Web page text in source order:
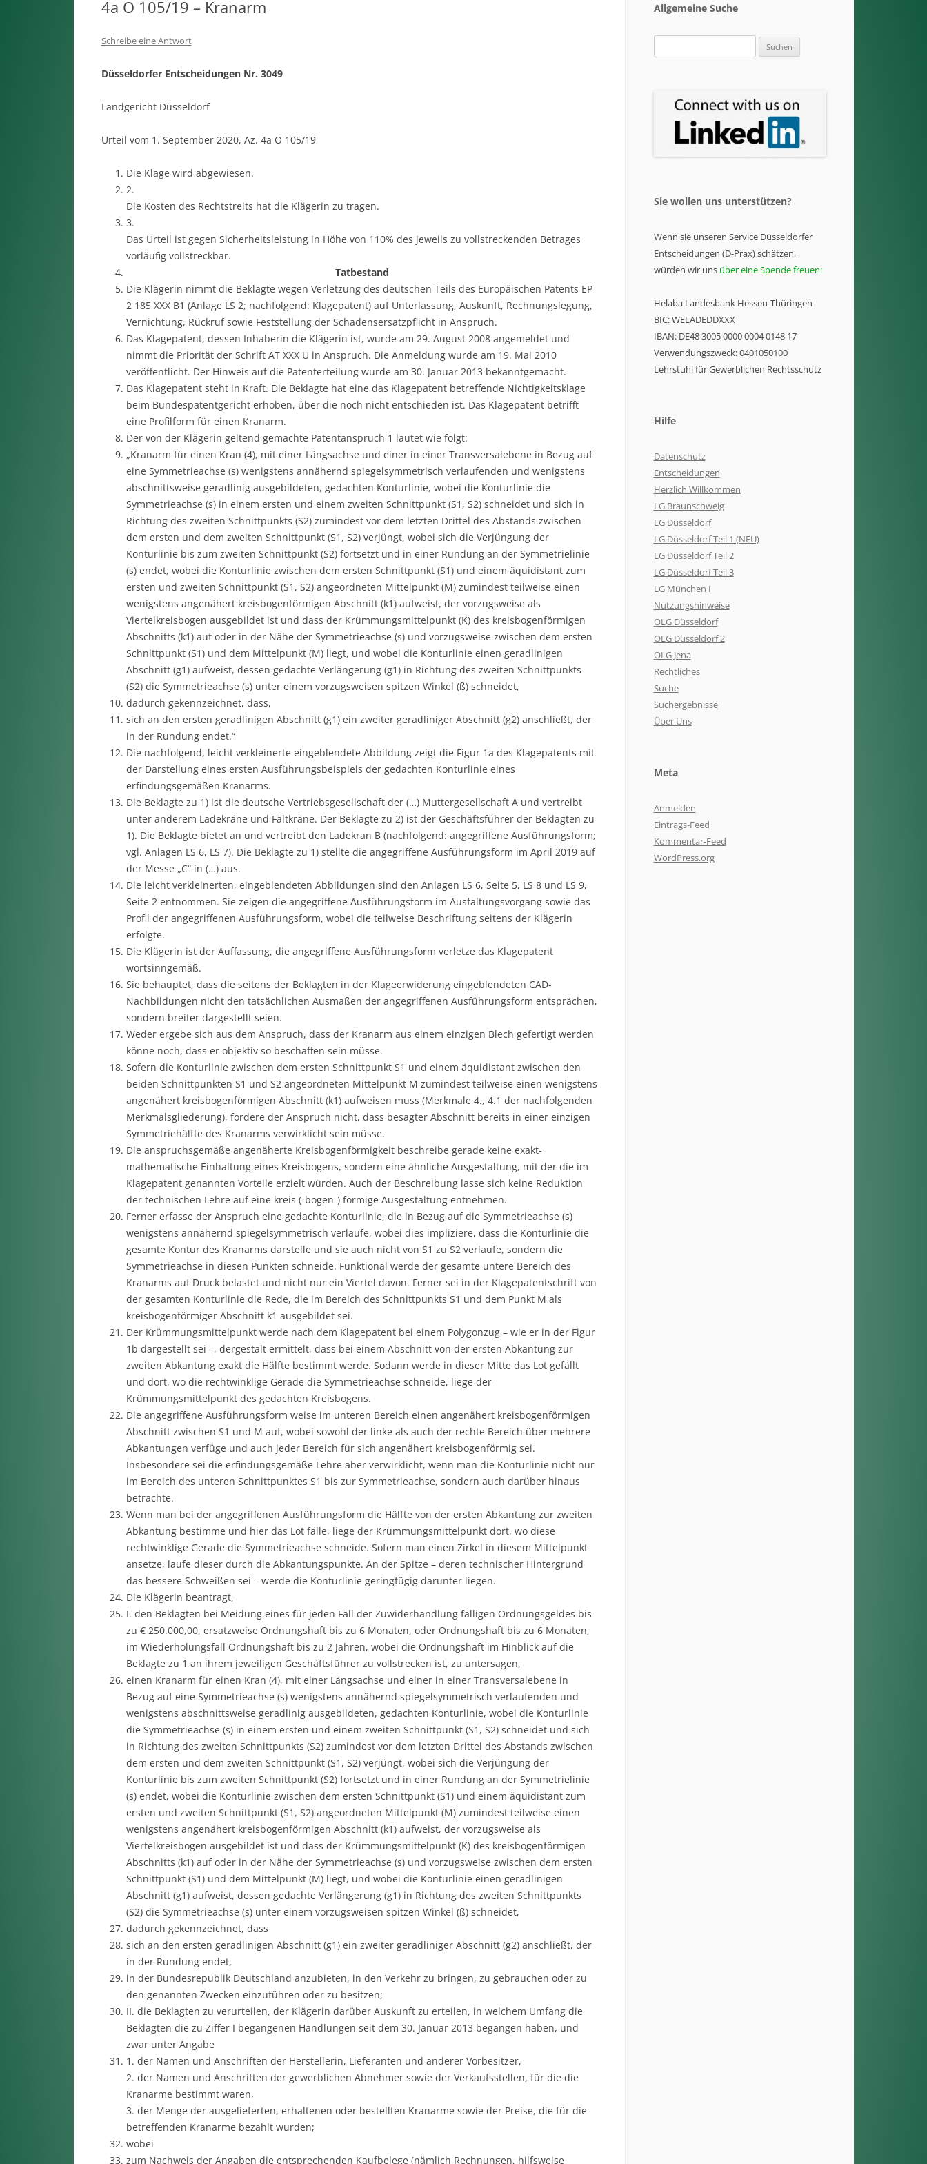
4a O 105/19 – Kranarm
Schreibe eine Antwort
Düsseldorfer Entscheidungen Nr. 3049
Landgericht Düsseldorf
Urteil vom 1. September 2020, Az. 4a O 105/19
Die Klage wird abgewiesen.
2.
Die Kosten des Rechtstreits hat die Klägerin zu tragen.
3.
Das Urteil ist gegen Sicherheitsleistung in Höhe von 110% des jeweils zu vollstreckenden Betrages
vorläufig vollstreckbar.
Tatbestand
Die Klägerin nimmt die Beklagte wegen Verletzung des deutschen Teils des Europäischen Patents EP
2 185 XXX B1 (Anlage LS 2; nachfolgend: Klagepatent) auf Unterlassung, Auskunft, Rechnungslegung,
Vernichtung, Rückruf sowie Feststellung der Schadensersatzpflicht in Anspruch.
Das Klagepatent, dessen Inhaberin die Klägerin ist, wurde am 29. August 2008 angemeldet und
nimmt die Priorität der Schrift AT XXX U in Anspruch. Die Anmeldung wurde am 19. Mai 2010
veröffentlicht. Der Hinweis auf die Patenterteilung wurde am 30. Januar 2013 bekanntgemacht.
Das Klagepatent steht in Kraft. Die Beklagte hat eine das Klagepatent betreffende Nichtigkeitsklage
beim Bundespatentgericht erhoben, über die noch nicht entschieden ist. Das Klagepatent betrifft
eine Profilform für einen Kranarm.
Der von der Klägerin geltend gemachte Patentanspruch 1 lautet wie folgt:
„Kranarm für einen Kran (4), mit einer Längsachse und einer in einer Transversalebene in Bezug auf
eine Symmetrieachse (s) wenigstens annähernd spiegelsymmetrisch verlaufenden und wenigstens
abschnittsweise geradlinig ausgebildeten, gedachten Konturlinie, wobei die Konturlinie die
Symmetrieachse (s) in einem ersten und einem zweiten Schnittpunkt (S1, S2) schneidet und sich in
Richtung des zweiten Schnittpunkts (S2) zumindest vor dem letzten Drittel des Abstands zwischen
dem ersten und dem zweiten Schnittpunkt (S1, S2) verjüngt, wobei sich die Verjüngung der
Konturlinie bis zum zweiten Schnittpunkt (S2) fortsetzt und in einer Rundung an der Symmetrielinie
(s) endet, wobei die Konturlinie zwischen dem ersten Schnittpunkt (S1) und einem äquidistant zum
ersten und zweiten Schnittpunkt (S1, S2) angeordneten Mittelpunkt (M) zumindest teilweise einen
wenigstens angenähert kreisbogenförmigen Abschnitt (k1) aufweist, der vorzugsweise als
Viertelkreisbogen ausgebildet ist und dass der Krümmungsmittelpunkt (K) des kreisbogenförmigen
Abschnitts (k1) auf oder in der Nähe der Symmetrieachse (s) und vorzugsweise zwischen dem ersten
Schnittpunkt (S1) und dem Mittelpunkt (M) liegt, und wobei die Konturlinie einen geradlinigen
Abschnitt (g1) aufweist, dessen gedachte Verlängerung (g1) in Richtung des zweiten Schnittpunkts
(S2) die Symmetrieachse (s) unter einem vorzugsweisen spitzen Winkel (ß) schneidet,
dadurch gekennzeichnet, dass,
sich an den ersten geradlinigen Abschnitt (g1) ein zweiter geradliniger Abschnitt (g2) anschließt, der
in der Rundung endet.“
Die nachfolgend, leicht verkleinerte eingeblendete Abbildung zeigt die Figur 1a des Klagepatents mit
der Darstellung eines ersten Ausführungsbeispiels der gedachten Konturlinie eines
erfindungsgemäßen Kranarms.
Die Beklagte zu 1) ist die deutsche Vertriebsgesellschaft der (…) Muttergesellschaft A und vertreibt
unter anderem Ladekräne und Faltkräne. Der Beklagte zu 2) ist der Geschäftsführer der Beklagten zu
1). Die Beklagte bietet an und vertreibt den Ladekran B (nachfolgend: angegriffene Ausführungsform;
vgl. Anlagen LS 6, LS 7). Die Beklagte zu 1) stellte die angegriffene Ausführungsform im April 2019 auf
der Messe „C“ in (…) aus.
Die leicht verkleinerten, eingeblendeten Abbildungen sind den Anlagen LS 6, Seite 5, LS 8 und LS 9,
Seite 2 entnommen. Sie zeigen die angegriffene Ausführungsform im Ausfaltungsvorgang sowie das
Profil der angegriffenen Ausführungsform, wobei die teilweise Beschriftung seitens der Klägerin
erfolgte.
Die Klägerin ist der Auffassung, die angegriffene Ausführungsform verletze das Klagepatent
wortsinngemäß.
Sie behauptet, dass die seitens der Beklagten in der Klageerwiderung eingeblendeten CAD-
Nachbildungen nicht den tatsächlichen Ausmaßen der angegriffenen Ausführungsform entsprächen,
sondern breiter dargestellt seien.
Weder ergebe sich aus dem Anspruch, dass der Kranarm aus einem einzigen Blech gefertigt werden
könne noch, dass er objektiv so beschaffen sein müsse.
Sofern die Konturlinie zwischen dem ersten Schnittpunkt S1 und einem äquidistant zwischen den
beiden Schnittpunkten S1 und S2 angeordneten Mittelpunkt M zumindest teilweise einen wenigstens
angenähert kreisbogenförmigen Abschnitt (k1) aufweisen muss (Merkmale 4., 4.1 der nachfolgenden
Merkmalsgliederung), fordere der Anspruch nicht, dass besagter Abschnitt bereits in einer einzigen
Symmetriehälfte des Kranarms verwirklicht sein müsse.
Die anspruchsgemäße angenäherte Kreisbogenförmigkeit beschreibe gerade keine exakt-
mathematische Einhaltung eines Kreisbogens, sondern eine ähnliche Ausgestaltung, mit der die im
Klagepatent genannten Vorteile erzielt würden. Auch der Beschreibung lasse sich keine Reduktion
der technischen Lehre auf eine kreis (-bogen-) förmige Ausgestaltung entnehmen.
Ferner erfasse der Anspruch eine gedachte Konturlinie, die in Bezug auf die Symmetrieachse (s)
wenigstens annähernd spiegelsymmetrisch verlaufe, wobei dies impliziere, dass die Konturlinie die
gesamte Kontur des Kranarms darstelle und sie auch nicht von S1 zu S2 verlaufe, sondern die
Symmetrieachse in diesen Punkten schneide. Funktional werde der gesamte untere Bereich des
Kranarms auf Druck belastet und nicht nur ein Viertel davon. Ferner sei in der Klagepatentschrift von
der gesamten Konturlinie die Rede, die im Bereich des Schnittpunkts S1 und dem Punkt M als
kreisbogenförmiger Abschnitt k1 ausgebildet sei.
Der Krümmungsmittelpunkt werde nach dem Klagepatent bei einem Polygonzug – wie er in der Figur
1b dargestellt sei –, dergestalt ermittelt, dass bei einem Abschnitt von der ersten Abkantung zur
zweiten Abkantung exakt die Hälfte bestimmt werde. Sodann werde in dieser Mitte das Lot gefällt
und dort, wo die rechtwinklige Gerade die Symmetrieachse schneide, liege der
Krümmungsmittelpunkt des gedachten Kreisbogens.
Die angegriffene Ausführungsform weise im unteren Bereich einen angenähert kreisbogenförmigen
Abschnitt zwischen S1 und M auf, wobei sowohl der linke als auch der rechte Bereich über mehrere
Abkantungen verfüge und auch jeder Bereich für sich angenähert kreisbogenförmig sei.
Insbesondere sei die erfindungsgemäße Lehre aber verwirklicht, wenn man die Konturlinie nicht nur
im Bereich des unteren Schnittpunktes S1 bis zur Symmetrieachse, sondern auch darüber hinaus
betrachte.
Wenn man bei der angegriffenen Ausführungsform die Hälfte von der ersten Abkantung zur zweiten
Abkantung bestimme und hier das Lot fälle, liege der Krümmungsmittelpunkt dort, wo diese
rechtwinklige Gerade die Symmetrieachse schneide. Sofern man einen Zirkel in diesem Mittelpunkt
ansetze, laufe dieser durch die Abkantungspunkte. An der Spitze – deren technischer Hintergrund
das bessere Schweißen sei – werde die Konturlinie geringfügig darunter liegen.
Die Klägerin beantragt,
I. den Beklagten bei Meidung eines für jeden Fall der Zuwiderhandlung fälligen Ordnungsgeldes bis
zu € 250.000,00, ersatzweise Ordnungshaft bis zu 6 Monaten, oder Ordnungshaft bis zu 6 Monaten,
im Wiederholungsfall Ordnungshaft bis zu 2 Jahren, wobei die Ordnungshaft im Hinblick auf die
Beklagte zu 1 an ihrem jeweiligen Geschäftsführer zu vollstrecken ist, zu untersagen,
einen Kranarm für einen Kran (4), mit einer Längsachse und einer in einer Transversalebene in
Bezug auf eine Symmetrieachse (s) wenigstens annähernd spiegelsymmetrisch verlaufenden und
wenigstens abschnittsweise geradlinig ausgebildeten, gedachten Konturlinie, wobei die Konturlinie
die Symmetrieachse (s) in einem ersten und einem zweiten Schnittpunkt (S1, S2) schneidet und sich
in Richtung des zweiten Schnittpunkts (S2) zumindest vor dem letzten Drittel des Abstands zwischen
dem ersten und dem zweiten Schnittpunkt (S1, S2) verjüngt, wobei sich die Verjüngung der
Konturlinie bis zum zweiten Schnittpunkt (S2) fortsetzt und in einer Rundung an der Symmetrielinie
(s) endet, wobei die Konturlinie zwischen dem ersten Schnittpunkt (S1) und einem äquidistant zum
ersten und zweiten Schnittpunkt (S1, S2) angeordneten Mittelpunkt (M) zumindest teilweise einen
wenigstens angenähert kreisbogenförmigen Abschnitt (k1) aufweist, der vorzugsweise als
Viertelkreisbogen ausgebildet ist und dass der Krümmungsmittelpunkt (K) des kreisbogenförmigen
Abschnitts (k1) auf oder in der Nähe der Symmetrieachse (s) und vorzugsweise zwischen dem ersten
Schnittpunkt (S1) und dem Mittelpunkt (M) liegt, und wobei die Konturlinie einen geradlinigen
Abschnitt (g1) aufweist, dessen gedachte Verlängerung (g1) in Richtung des zweiten Schnittpunkts
(S2) die Symmetrieachse (s) unter einem vorzugsweisen spitzen Winkel (ß) schneidet,
dadurch gekennzeichnet, dass
sich an den ersten geradlinigen Abschnitt (g1) ein zweiter geradliniger Abschnitt (g2) anschließt, der
in der Rundung endet,
in der Bundesrepublik Deutschland anzubieten, in den Verkehr zu bringen, zu gebrauchen oder zu
den genannten Zwecken einzuführen oder zu besitzen;
II. die Beklagten zu verurteilen, der Klägerin darüber Auskunft zu erteilen, in welchem Umfang die
Beklagten die zu Ziffer I begangenen Handlungen seit dem 30. Januar 2013 begangen haben, und
zwar unter Angabe
1. der Namen und Anschriften der Herstellerin, Lieferanten und anderer Vorbesitzer,
2. der Namen und Anschriften der gewerblichen Abnehmer sowie der Verkaufsstellen, für die die
Kranarme bestimmt waren,
3. der Menge der ausgelieferten, erhaltenen oder bestellten Kranarme sowie der Preise, die für die
betreffenden Kranarme bezahlt wurden;
wobei
zum Nachweis der Angaben die entsprechenden Kaufbelege (nämlich Rechnungen, hilfsweise
Allgemeine Suche
nach:
Sie wollen uns unterstützen?
Wenn sie unseren Service Düsseldorfer
Entscheidungen (D-Prax) schätzen,
würden wir uns über eine Spende freuen:
Helaba Landesbank Hessen-Thüringen
BIC: WELADEDDXXX
IBAN: DE48 3005 0000 0004 0148 17
Verwendungszweck: 0401050100
Lehrstuhl für Gewerblichen Rechtsschutz
Hilfe
Datenschutz
Entscheidungen
Herzlich Willkommen
LG Braunschweig
LG Düsseldorf
LG Düsseldorf Teil 1 (NEU)
LG Düsseldorf Teil 2
LG Düsseldorf Teil 3
LG München I
Nutzungshinweise
OLG Düsseldorf
OLG Düsseldorf 2
OLG Jena
Rechtliches
Suche
Suchergebnisse
Über Uns
Meta
Anmelden
Eintrags-Feed
Kommentar-Feed
WordPress.org